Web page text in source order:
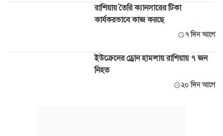
রাশিয়ায় তৈরি ক্যানসারের টিকা
কার্যকরভাবে কাজ করছে
৭ দিন আগে
ইউক্রেনের ড্রোন হামলায় রাশিয়ায় ৭ জন
নিহত
২০ দিন আগে